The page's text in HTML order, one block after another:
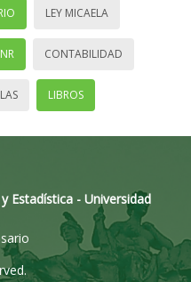
LEY MICAELA
CONTABILIDAD
LIBROS
Estadística - Universidad